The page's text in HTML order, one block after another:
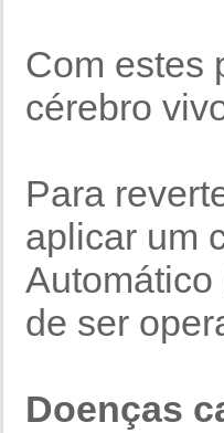
Com estes
cérebro
Para
aplicar um
de ser
Doenças